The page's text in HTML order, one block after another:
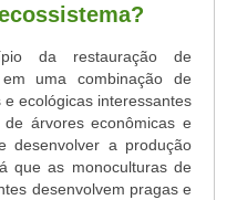
da restauração de
uma combinação de
ecológicas interessantes
árvores econômicas e
desenvolver a produção
que as monoculturas de
desenvolvem pragas e